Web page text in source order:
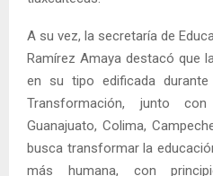
A su vez, la secretaría de
Ramírez Amaya destacó que
en su tipo edificada
Transformación, junto
Guanajuato, Colima,
busca transformar la
más humana, con